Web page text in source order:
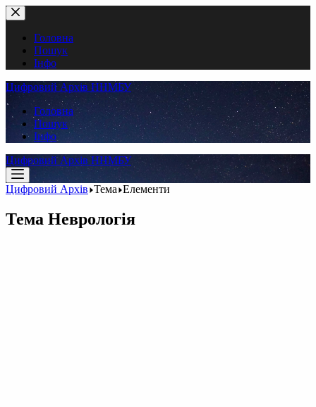
Перейти
до
вмістуГоловна
Пошук
Інфо
Цифровий Архів ННМБУ
Головна
Пошук
Інфо
Цифровий Архів ННМБУ
Цифровий Архів Тема Елементи
Тема Неврологія